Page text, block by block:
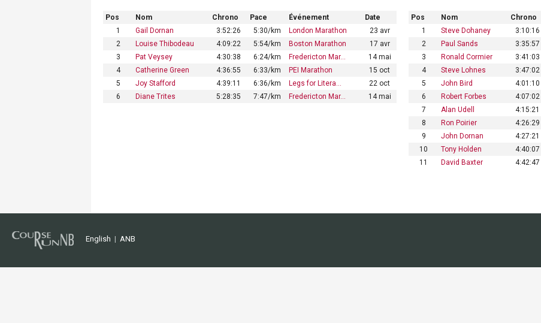
Pos Nom Chrono Pace Événement
Date
1
Gail Dornan 3:52:26 5:30/km London Marathon
23 avr
2
Louise Thibodeau 4:09:22 5:54/km Boston Marathon
17 avr
3
Pat Veysey 4:30:38 6:24/km Fredericton Mar…
14 mai
4
Catherine Green 4:36:55 6:33/km PEI Marathon
15 oct
5
Joy Stafford 4:39:11 6:36/km Legs for Litera…
22 oct
6
Diane Trites 5:28:35 7:47/km Fredericton Mar… 14 mai
Pos Nom Chrono
1
Steve Dohaney 3:10:16
2
Paul Sands 3:35:57
3
Ronald Cormier 3:41:03
4
Steve Lohnes 3:47:02
5
John Bird 4:01:10
6
Robert Forbes 4:07:02
7
Alan Udell 4:15:21
8
Ron Poirier 4:26:29
9
John Dornan 4:27:21
10
Tony Holden 4:40:07
11
David Baxter 4:42:47
English | ANB